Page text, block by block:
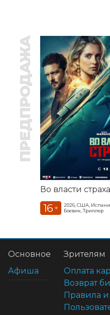
ПРЕДПРОДАЖА
Во власти страха
16 +
2026, США,
Боевик, Триллер
Основное
Афиша
Зрителям
Оплата
Возврат
Правила